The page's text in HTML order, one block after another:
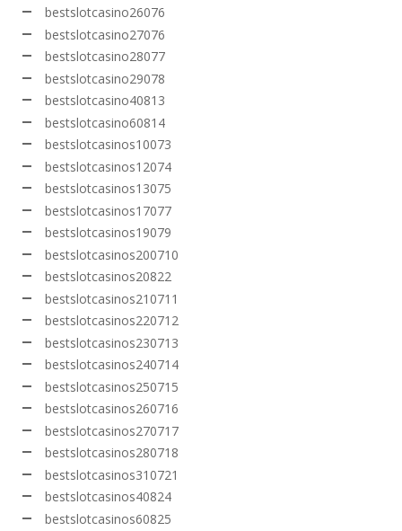
bestslotcasino26076
bestslotcasino27076
bestslotcasino28077
bestslotcasino29078
bestslotcasino40813
bestslotcasino60814
bestslotcasinos10073
bestslotcasinos12074
bestslotcasinos13075
bestslotcasinos17077
bestslotcasinos19079
bestslotcasinos200710
bestslotcasinos20822
bestslotcasinos210711
bestslotcasinos220712
bestslotcasinos230713
bestslotcasinos240714
bestslotcasinos250715
bestslotcasinos260716
bestslotcasinos270717
bestslotcasinos280718
bestslotcasinos310721
bestslotcasinos40824
bestslotcasinos60825